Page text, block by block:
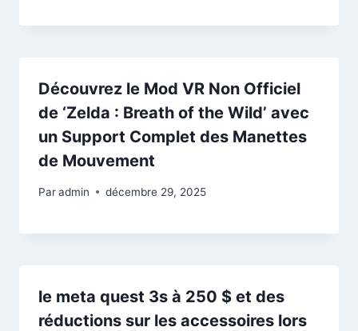
Découvrez le Mod VR Non Officiel
de ‘Zelda : Breath of the Wild’ avec
un Support Complet des Manettes
de Mouvement
Paradmin décembre 29, 2025
le meta quest 3s à 250 $ et des
réductions sur les accessoires lors